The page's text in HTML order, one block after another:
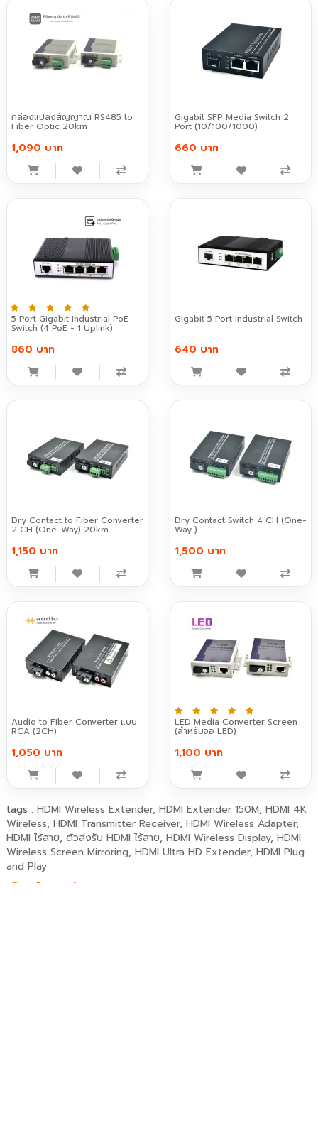
กล่องแปลงสัญญาณ RS485 to
Fiber Optic 20km
1,090 บาท
Gigabit SFP Media Switch 2
Port (10/100/1000)
660 บาท
5 Port Gigabit Industrial PoE
Switch (4 PoE + 1 Uplink)
860 บาท
Gigabit 5 Port Industrial Switch
640 บาท
Dry Contact to Fiber Converter
2 CH (One-Way) 20km
1,150 บาท
Dry Contact Switch 4 CH (One-
Way )
1,500 บาท
Audio to Fiber Converter แบบ
RCA (2CH)
1,050 บาท
LED Media Converter Screen
(สำหรับจอ LED)
1,100 บาท
tags : HDMI Wireless Extender, HDMI Extender 150M, HDMI 4K
Wireless, HDMI Transmitter Receiver, HDMI Wireless Adapter,
HDMI ไร้สาย, ตัวส่งรับ HDMI ไร้สาย, HDMI Wireless Display, HDMI
Wireless Screen Mirroring, HDMI Ultra HD Extender, HDMI Plug
and Play
กำลังเข้าดู